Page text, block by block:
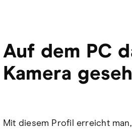
Auf dem PC
Kamera
Mit diesem Profil erreicht